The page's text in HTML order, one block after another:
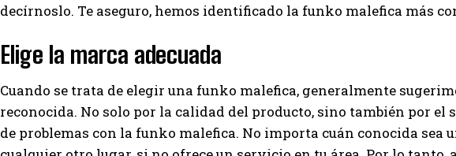
decírnoslo. Te aseguro, hemos identificado la funko malefica más
Elige la marca adecuada
Cuando se trata de elegir una funko malefica, generalmente
reconocida. No solo por la calidad del producto, sino también por el
de problemas con la funko malefica. No importa cuán conocida sea